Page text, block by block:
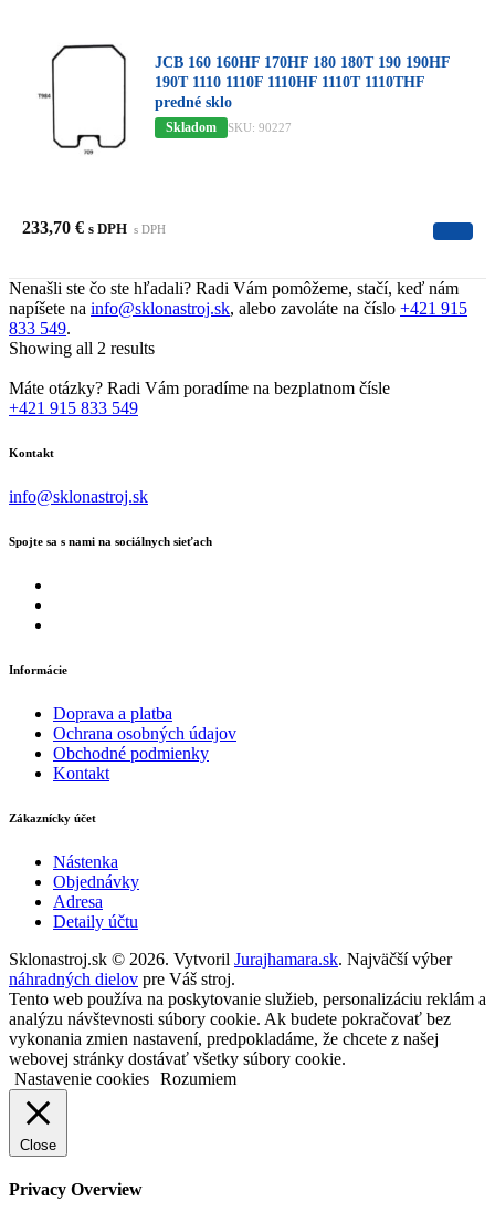
JCB 160 160HF 170HF 180 180T 190 190HF
190T 1110 1110F 1110HF 1110T 1110THF
predné sklo
Skladom SKU: 90227
233,70 € s DPH s DPH
Nenašli ste čo ste hľadali? Radi Vám pomôžeme, stačí, keď nám
napíšete na info@sklonastroj.sk, alebo zavoláte na číslo +421 915
833 549.
Showing all 2 results
Máte otázky? Radi Vám poradíme na bezplatnom čísle
+421 915 833 549
Kontakt
info@sklonastroj.sk
Spojte sa s nami na sociálnych sieťach
Informácie
Doprava a platba
Ochrana osobných údajov
Obchodné podmienky
Kontakt
Zákaznícky účet
Nástenka
Objednávky
Adresa
Detaily účtu
Sklonastroj.sk © 2026. Vytvoril Jurajhamara.sk. Najväčší výber
náhradných dielov pre Váš stroj.
Tento web používa na poskytovanie služieb, personalizáciu reklám a
analýzu návštevnosti súbory cookie. Ak budete pokračovať bez
vykonania zmien nastavení, predpokladáme, že chcete z našej
webovej stránky dostávať všetky súbory cookie.
Nastavenie cookies Rozumiem
Close
Privacy Overview